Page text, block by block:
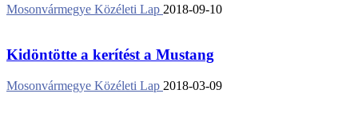
Mosonvármegye Közéleti Lap 2018-09-10
Kidöntötte a kerítést a Mustang
Mosonvármegye Közéleti Lap 2018-03-09